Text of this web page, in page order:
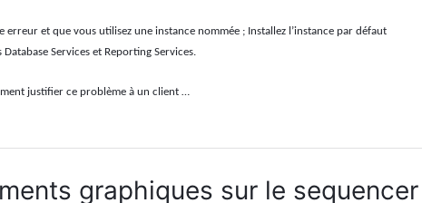
erreur et que vous utilisez une instance nommée ; Installez l’instance par défaut
Database Services et Reporting Services.
justifier ce problème à un client …
graphiques sur le sequencer